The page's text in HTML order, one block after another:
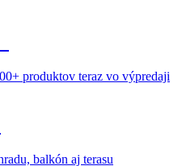
produktov teraz vo výpredaji
balkón aj terasu